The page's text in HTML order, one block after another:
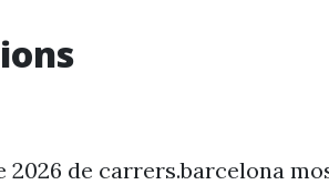
2026 de carrers.barcelona